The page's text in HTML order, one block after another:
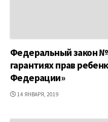
Федеральный закон
гарантиях прав
Федерации»
ДАТА
14 ЯНВАРЯ, 2019